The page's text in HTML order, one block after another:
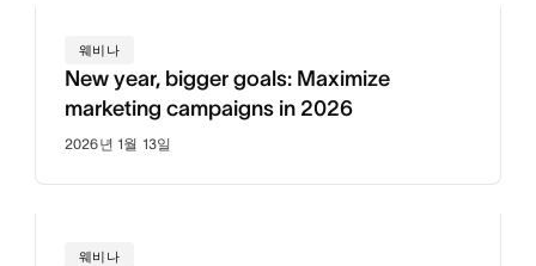
웨비나
New year, bigger goals: Maximize
marketing campaigns in 2026
2026년 1월 13일
웨비나